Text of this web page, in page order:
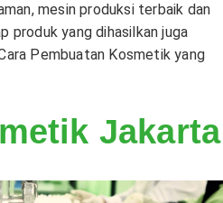
mesin produksi terbaik dan
produk yang dihasilkan juga
Pembuatan Kosmetik yang
Jakarta